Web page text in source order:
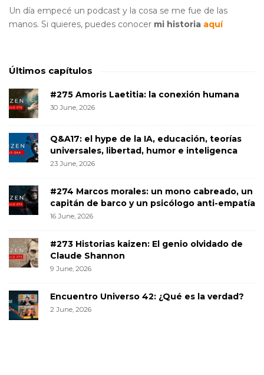
Un día empecé un podcast y la cosa se me fue de las
manos. Si quieres, puedes conocer mi historia aquí
Últimos capítulos
#275 Amoris Laetitia: la conexión humana
30 June, 2026
Q&A17: el hype de la IA, educación, teorías
universales, libertad, humor e inteligenca
23 June, 2026
#274 Marcos morales: un mono cabreado, un
capitán de barco y un psicólogo anti-empatía
16 June, 2026
#273 Historias kaizen: El genio olvidado de
Claude Shannon
9 June, 2026
Encuentro Universo 42: ¿Qué es la verdad?
2 June, 2026